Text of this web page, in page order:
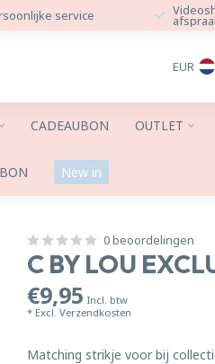
service
EUR
CADEAUBON OUTLET
New in
0 beoordelingen
C BY LOU
€9,95 Incl. btw
* Excl.Verzendkosten
Matching strikje voor bij